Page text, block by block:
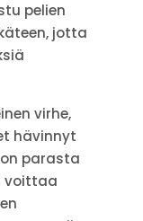
pelien
jotta
virhe,
hävinnyt
parasta
voittaa